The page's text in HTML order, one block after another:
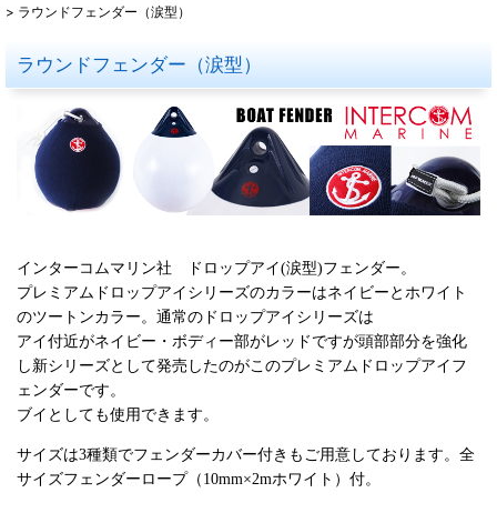
> ラウンドフェンダー（涙型）
ラウンドフェンダー（涙型）
インターコムマリン社 ドロップアイ(涙型)フェンダー。
プレミアムドロップアイシリーズのカラーはネイビーとホワイト
のツートンカラー。通常のドロップアイシリーズは
アイ付近がネイビー・ボディー部がレッドですが頭部部分を強化
し新シリーズとして発売したのがこのプレミアムドロップアイフ
ェンダーです。
ブイとしても使用できます。
サイズは3種類でフェンダーカバー付きもご用意しております。全
サイズフェンダーロープ（10mm×2mホワイト）付。